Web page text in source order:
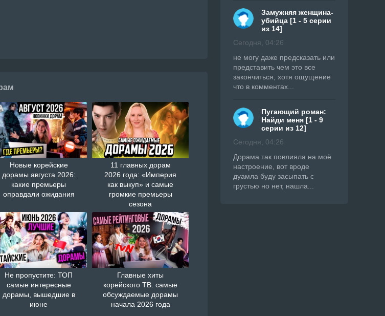
Новые корейские
дорамы августа 2026:
какие премьеры
оправдали ожидания
11 главных дорам
2026 года: «Империя
как выкуп» и самые
громкие премьеры
сезона
Не пропустите: ТОП
самые интересные
дорамы, вышедшие в
июне
Главные хиты
корейского ТВ: самые
обсуждаемые дорамы
начала 2026 года
Замужняя женщина-
убийца [1 - 5 серии
из 14]
Сегодня, 04:26
не могу даже предсказать или
представить чем это все
закончиться, хотя ощущение
что в комментах...
Пугающий роман:
Найди меня [1 - 9
серии из 12]
Сегодня, 04:26
Дорама так повлияла на моё
настроение, вот вроде
дуамла буду засыпать с
грустью но нет, нашла...